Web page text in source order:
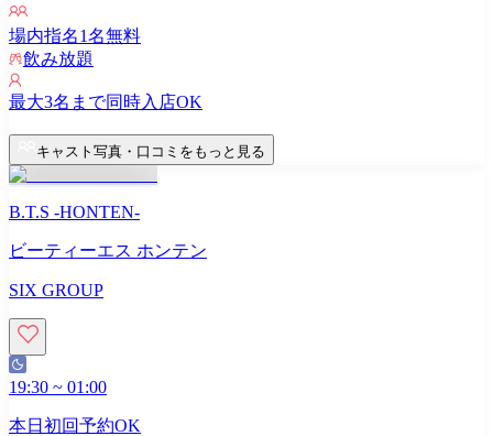
場内指名1名無料
飲み放題
最大3名まで同時入店OK
キャスト写真・口コミをもっと見る
B.T.S -HONTEN-
ビーティーエス ホンテン
SIX GROUP
19:30 ~ 01:00
本日初回予約OK